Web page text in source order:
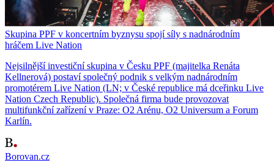
Skupina PPF v koncertním byznysu spojí síly s nadnárodním
hráčem Live Nation
Nejsilnější investiční skupina v Česku PPF (majitelka Renáta
Kellnerová) postaví společný podnik s velkým nadnárodním
promotérem Live Nation (LN; v České republice má dceřinku Live
Nation Czech Republic). Společná firma bude provozovat
multifunkční zařízení v Praze: O2 Arénu, O2 Universum a Forum
Karlín.
Borovan.cz